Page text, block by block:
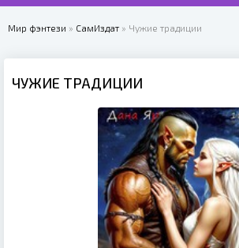
Мир фэнтези » СамИздат » Чужие традиции
ЧУЖИЕ ТРАДИЦИИ